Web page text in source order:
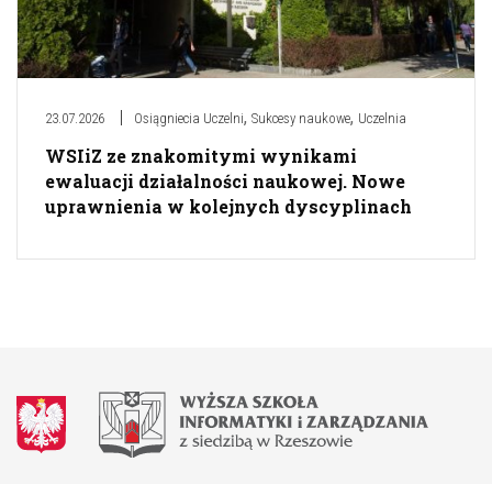
23.07.2026 Osiągniecia Uczelni, Sukcesy naukowe, Uczelnia
WSIiZ ze znakomitymi wynikami
ewaluacji działalności naukowej. Nowe
uprawnienia w kolejnych dyscyplinach